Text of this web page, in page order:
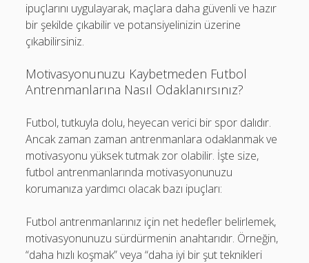
ipuçlarını uygulayarak, maçlara daha güvenli ve hazır
bir şekilde çıkabilir ve potansiyelinizin üzerine
çıkabilirsiniz.
Motivasyonunuzu Kaybetmeden Futbol
Antrenmanlarına Nasıl Odaklanırsınız?
Futbol, tutkuyla dolu, heyecan verici bir spor dalıdır.
Ancak zaman zaman antrenmanlara odaklanmak ve
motivasyonu yüksek tutmak zor olabilir. İşte size,
futbol antrenmanlarında motivasyonunuzu
korumanıza yardımcı olacak bazı ipuçları:
Futbol antrenmanlarınız için net hedefler belirlemek,
motivasyonunuzu sürdürmenin anahtarıdır. Örneğin,
“daha hızlı koşmak” veya “daha iyi bir şut teknikleri